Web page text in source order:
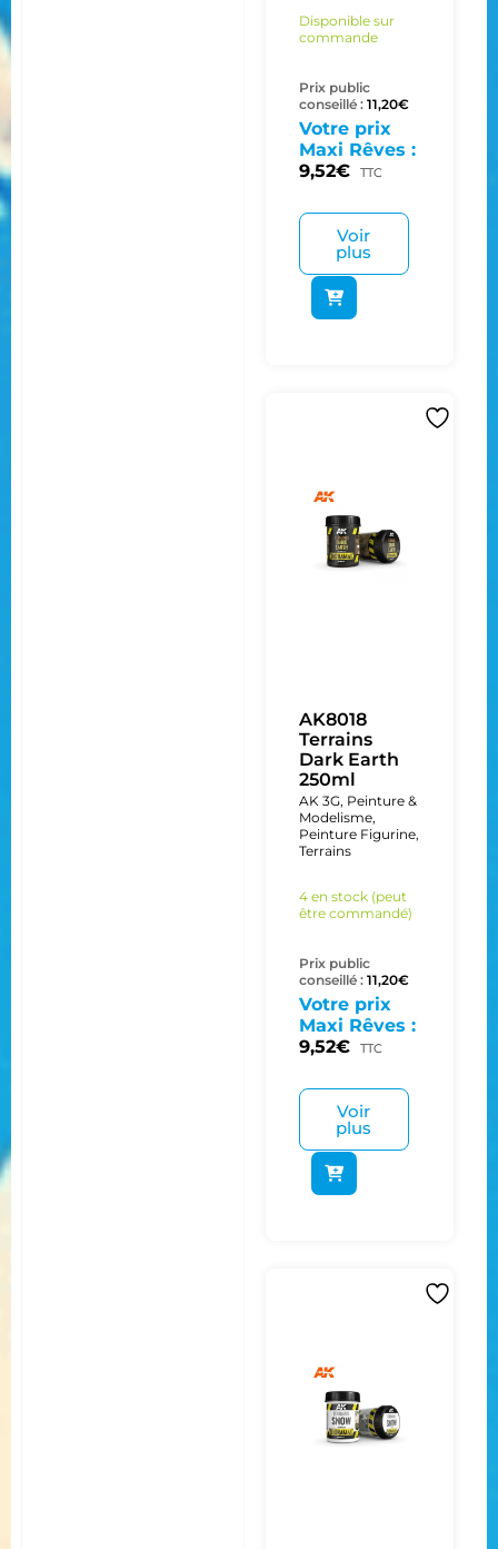
Disponible sur
commande
Prix public
conseillé : 11,20€
Votre prix
Maxi Rêves :
9,52€ TTC
Voir
plus
AK8018
Terrains
Dark Earth
250ml
AK 3G, Peinture &
Modelisme,
Peinture Figurine,
Terrains
4 en stock (peut
être commandé)
Prix public
conseillé : 11,20€
Votre prix
Maxi Rêves :
9,52€ TTC
Voir
plus